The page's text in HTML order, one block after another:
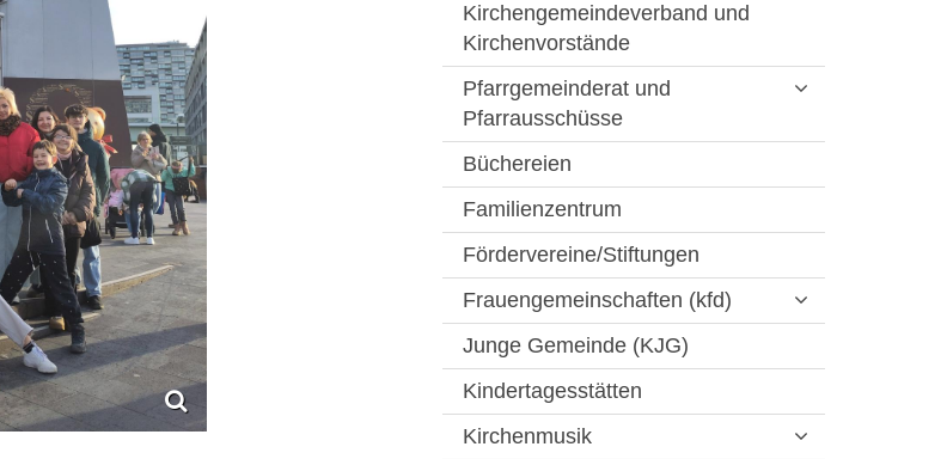
Kirchengemeindeverband und
Kirchenvorstände
Pfarrgemeinderat und
Pfarrausschüsse
Büchereien
Familienzentrum
Fördervereine/Stiftungen
Frauengemeinschaften (kfd)
Junge Gemeinde (KJG)
Kindertagesstätten
Kirchenmusik